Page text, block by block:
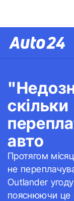
авто
Протягом
не
Outlander
пояснюючи це